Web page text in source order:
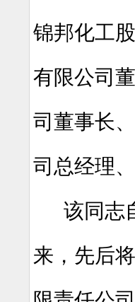
锦邦化工
有限公司
司董事长
司总经理
该同志
来，先后